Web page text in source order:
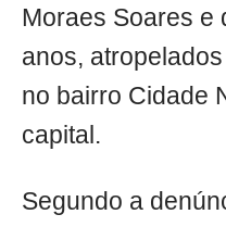
Moraes Soares e
anos,
no bairro Cidade
capital.
Segundo a